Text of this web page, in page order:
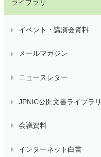
ライブラリ
イベント・講演会資料
メールマガジン
ニュースレター
JPNIC公開文書ライブラリ
会議資料
インターネット白書